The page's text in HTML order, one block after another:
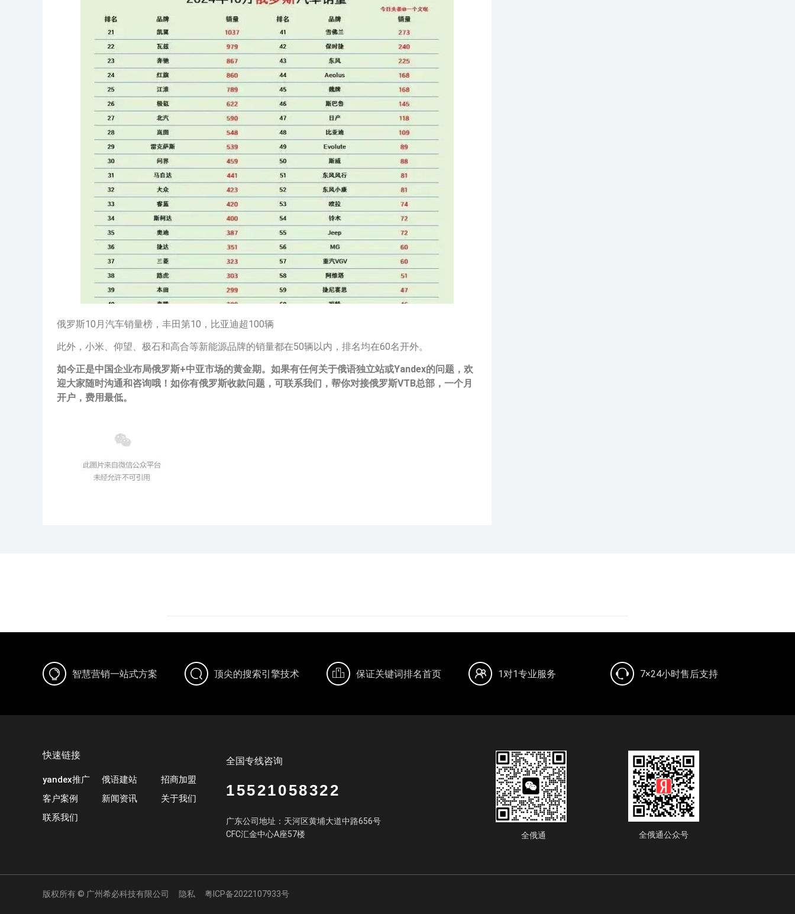
俄罗斯10月汽车销量榜，丰田第10，比亚迪超100辆
此外，小米、仰望、极石和高合等新能源品牌的销量都在50辆以内，排名均在60名开外。
如今正是中国企业布局俄罗斯+中亚市场的黄金期。如果有任何关于俄语独立站或Yandex的问题，欢
迎大家随时沟通和咨询哦！如你有俄罗斯收款问题，可联系我们，帮你对接俄罗斯VTB总部，一个月
开户，费用最低。
智慧营销一站式方案 顶尖的搜索引擎技术 保证关键词排名首页 1对1专业服务 7×24小时售后支持
快速链接
yandex推广
客户案例
联系我们
俄语建站
新闻资讯
招商加盟
关于我们
全国专线咨询
15521058322
广东公司地址：天河区黄埔大道中路656号
CFC汇金中心A座57楼
全俄通 全俄通公众号
版权所有 © 广州希必科技有限公司 隐私 粤ICP备2022107933号